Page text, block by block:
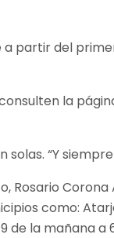
partir del
la
“Y
Rosario
como:
de la mañana a